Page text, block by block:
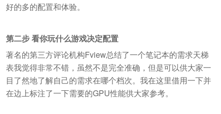
好的多的配置和体验。
第二步 看你玩什么游戏决定配置
著名的第三方评论机构Fview总结了一个笔记本的需求天梯
表我觉得非常不错，虽然不是完全准确，但是可以供大家一
目了然地了解自己的需求在哪个档次。我在这里借用一下并
在边上标注了一下需要的GPU性能供大家参考。